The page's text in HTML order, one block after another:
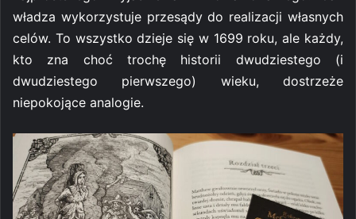
władza wykorzystuje przesądy do realizacji własnych
celów. To wszystko dzieje się w 1699 roku, ale każdy,
kto zna choć trochę historii dwudziestego (i
dwudziestego pierwszego) wieku, dostrzeże
niepokojące analogie.